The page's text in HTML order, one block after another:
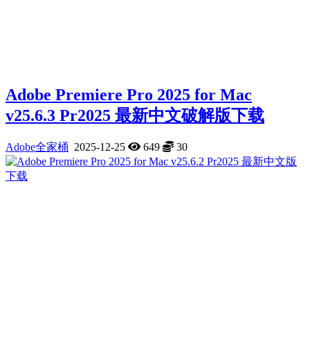
Adobe Premiere Pro 2025 for Mac
v25.6.3 Pr2025 最新中文破解版下载
Adobe全家桶 2025-12-25 649 30